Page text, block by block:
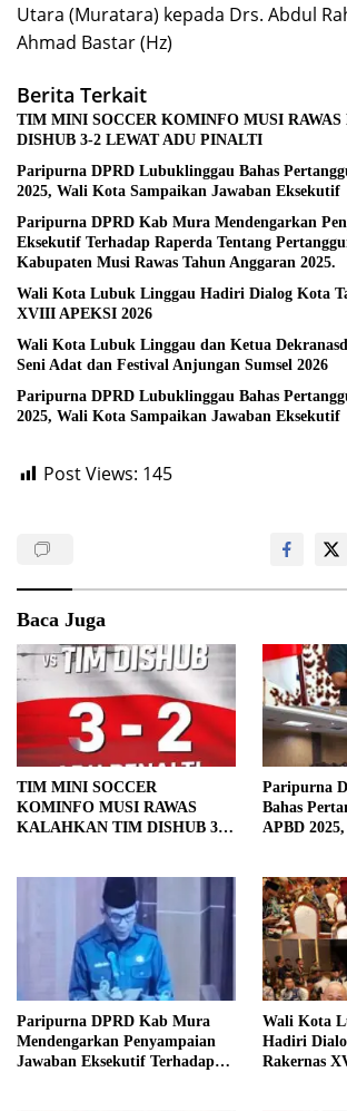
Utara (Muratara) kepada Drs. Abdul
Ahmad Bastar (Hz)
Berita Terkait
TIM MINI SOCCER KOMINFO MUSI
DISHUB 3-2 LEWAT ADU PINALTI
Paripurna DPRD Lubuklinggau Bahas
2025, Wali Kota Sampaikan Jawaban Eksekutif
Paripurna DPRD Kab Mura Mendengarkan
Eksekutif Terhadap Raperda Tentang
Kabupaten Musi Rawas Tahun Anggaran 2025.
Wali Kota Lubuk Linggau Hadiri Dialog Kota
XVIII APEKSI 2026
Wali Kota Lubuk Linggau dan Ketua
Seni Adat dan Festival Anjungan Sumsel 2026
Paripurna DPRD Lubuklinggau Bahas
2025, Wali Kota Sampaikan Jawaban Eksekutif
Post Views: 145
Baca Juga
TIM MINI SOCCER
KOMINFO MUSI RAWAS
KALAHKAN TIM DISHUB 3-2
Paripurna
Bahas
APBD
Paripurna DPRD Kab Mura
Mendengarkan Penyampaian
Jawaban Eksekutif Terhadap
Wali Kota
Hadiri
Rakernas